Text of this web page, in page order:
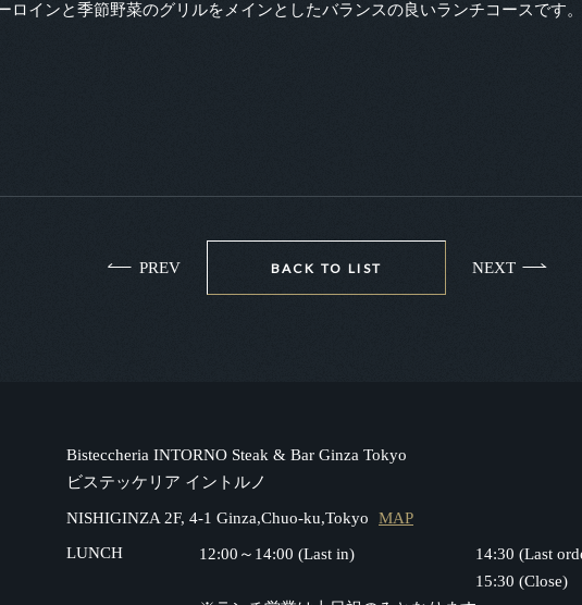
ロインと季節野菜のグリルをメインとしたバランスの良いランチコースです。
PREV BACK TO LIST NEXT
Bisteccheria INTORNO Steak & Bar Ginza Tokyo
ビステッケリア イントルノ
NISHIGINZA 2F, 4-1 Ginza,Chuo-ku,Tokyo
MAP
LUNCH
12:00～14:00 (Last in)
14:30 (Last
15:30 (Close)